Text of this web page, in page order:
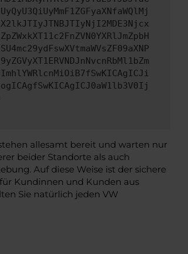
allesamt bereit und warten nur
beider Standorte als auch
Auf diese Weise ist der sichere
Kundinnen und Kunden aus
Sie natürlich jeden VW